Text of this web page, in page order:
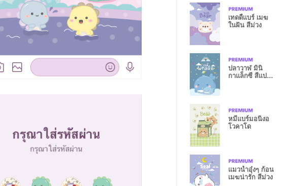
เทดดี้แบร์ เมฆ
ในฝัน สีม่วง
ปลาวาฬ มินิ
กาแล็กซี สีแปซิ
หมีแบร์มอนิ่งอ
โวคาโด
แมวน้ำอุ๋งๆ ก้อน
เมฆน่ารัก สีม่วง